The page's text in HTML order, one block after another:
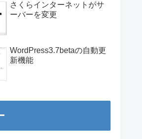
さくらインターネットがサ
ーバーを変更
WordPress3.7betaの自動更
新機能